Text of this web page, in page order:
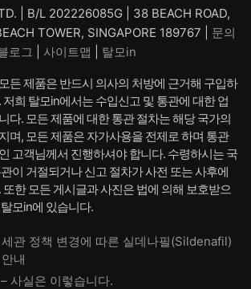
격:
₩ 98,000.
격:
₩ 87,000.
격:
₩ 64,560.
격:
₩
| B/L 202226085G | 38 BEACH ROAD,
TOWER, SINGAPORE 189767 | 문의
로그 사이트맵 탈모in
든 제품은 반드시 의사의 처방에 근거해 구입하
희 탈모in에서는 수입신고 및 통관에 대한 업
다. 모든 제품에 대한 통관 절차는 해당 국가의
며, 모든 제품은 자가사용을 전제로 하며 통관
고객님께서 진행하셔야 합니다. 수령하시는 국
이 거절되거나 신고 절차가 사전 또는 사후에
한 모든 게시글과 사진은 법에 의해 보호받으
모in에 있습니다.
관 정책 변경에 따른 실데나필(Sildenafil)
내
사실은 이렇습니다.